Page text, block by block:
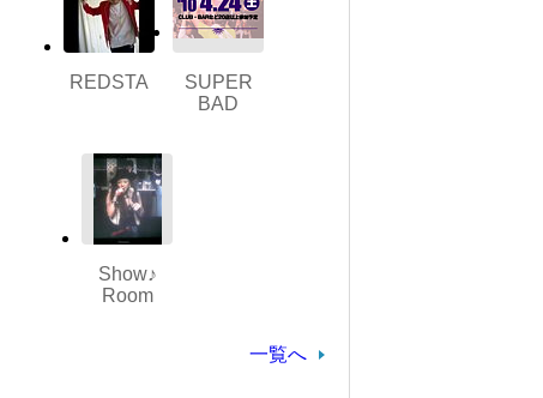
REDSTA
SUPER
BAD
Show♪
Room
一覧へ